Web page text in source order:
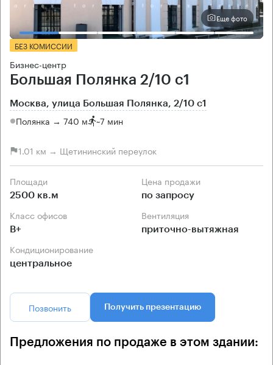
Еще фото
БЕЗ КОМИССИИ
Бизнес-центр
Большая Полянка 2/10 с1
Москва, улица Большая Полянка, 2/10 с1
Полянка → 740 м ~7 мин
1.01 км → Щетининский переулок
Площади
2500 кв.м
Цена продажи
по запросу
Класс офисов
B+
Вентиляция
приточно-вытяжная
Кондиционирование
центральное
Позвонить Получить презентацию
Предложения по продаже в этом здании: